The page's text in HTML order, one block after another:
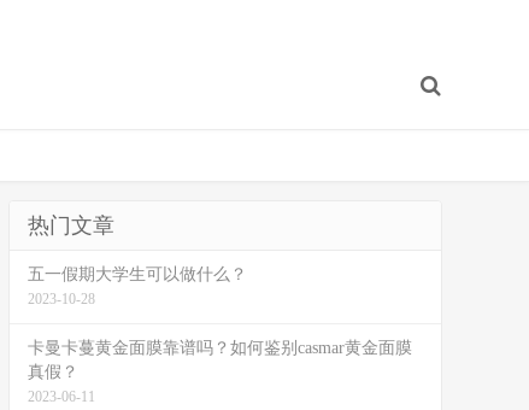
热门文章
五一假期大学生可以做什么？
2023-10-28
卡曼卡蔓黄金面膜靠谱吗？如何鉴别casmar黄金面膜
真假？
2023-06-11